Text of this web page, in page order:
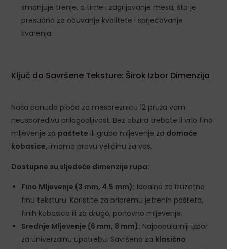
smanjuje trenje, a time i zagrijavanje mesa, što je
presudno za očuvanje kvalitete i sprječavanje
kvarenja.
Ključ do Savršene Teksture: Širok Izbor Dimenzija
Naša ponuda ploča za mesoreznicu 12 pruža vam
neusporedivu prilagodljivost. Bez obzira trebate li vrlo fino
mljevenje za paštete ili grubo mljevenje za domaće
kobasice, imamo pravu veličinu za vas.
Dostupne su sljedeće dimenzije rupa:
Fino Mljevenje (3 mm, 4.5 mm): Idealno za izuzetno
finu teksturu. Koristite za pripremu jetrenih pašteta,
finih kobasica ili za drugo, ponovno mljevenje.
Srednje Mljevenje (6 mm, 8 mm): Najpopularniji izbor
za univerzalnu upotrebu. Savršeno za klasično